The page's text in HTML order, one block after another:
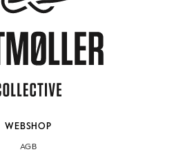
WEBSHOP
AGB